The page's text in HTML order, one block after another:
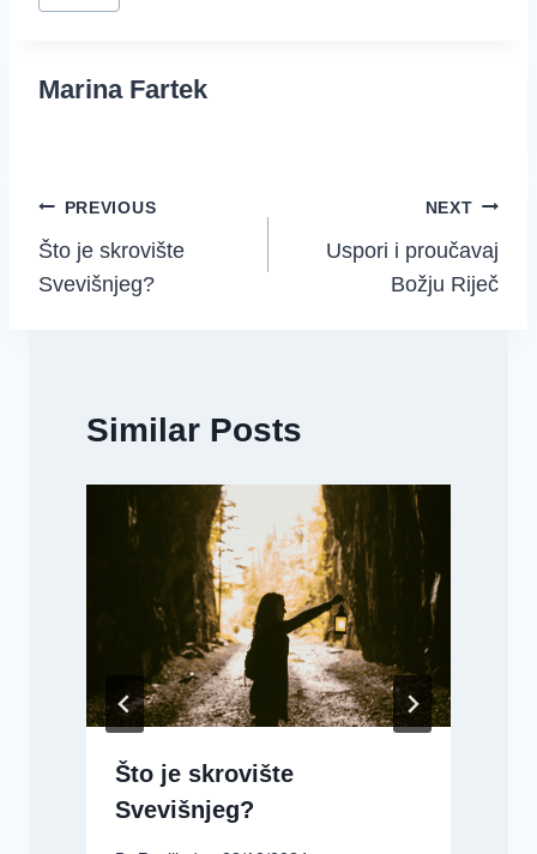
Marina Fartek
Post
navigation
PREVIOUS
Što je skrovište
Svevišnjeg?
NEXT
Uspori i proučavaj
Božju Riječ
Similar Posts
Što je skrovište
Svevišnjeg?